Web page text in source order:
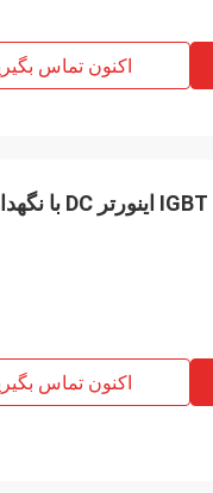
اکنون تماس
اکنون تماس